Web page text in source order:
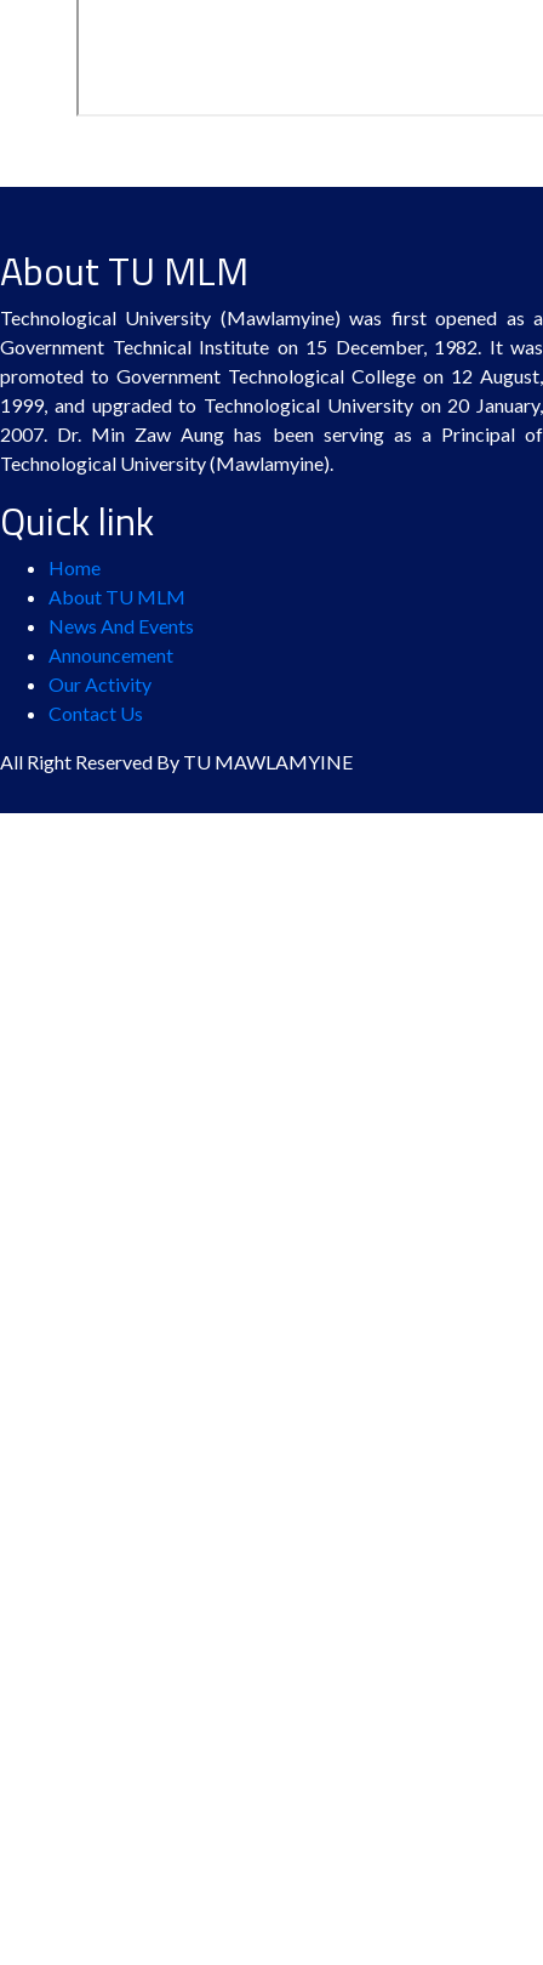
About TU MLM
Technological University (Mawlamyine) was first opened as a
Government Technical Institute on 15 December, 1982. It was
promoted to Government Technological College on 12 August,
1999, and upgraded to Technological University on 20 January,
2007. Dr. Min Zaw Aung has been serving as a Principal of
Technological University (Mawlamyine).
Quick link
Home
About TU MLM
News And Events
Announcement
Our Activity
Contact Us
All Right Reserved By TU MAWLAMYINE